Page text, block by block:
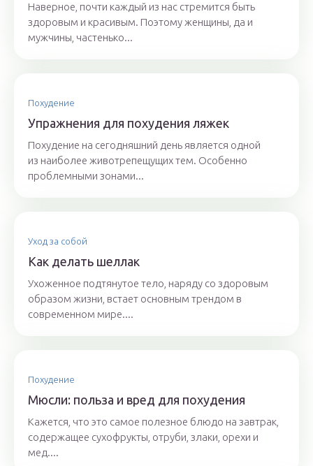
Наверное, почти каждый из нас стремится быть
здоровым и красивым. Поэтому женщины, да и
мужчины, частенько...
Похудение
Упражнения для похудения ляжек
Похудение на сегодняшний день является одной
из наиболее животрепещущих тем. Особенно
проблемными зонами...
Уход за собой
Как делать шеллак
Ухоженное подтянутое тело, наряду со здоровым
образом жизни, встает основным трендом в
современном мире....
Похудение
Мюсли: польза и вред для похудения
Кажется, что это самое полезное блюдо на завтрак,
содержащее сухофрукты, отруби, злаки, орехи и
мед....